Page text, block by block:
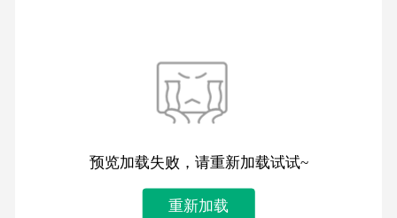
预览加载失败，请重新加载试试~
重新加载